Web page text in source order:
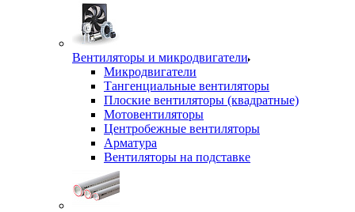
Вентиляторы и микродвигатели
Микродвигатели
Тангенциальные вентиляторы
Плоские вентиляторы (квадратные)
Мотовентиляторы
Центробежные вентиляторы
Арматура
Вентиляторы на подставке